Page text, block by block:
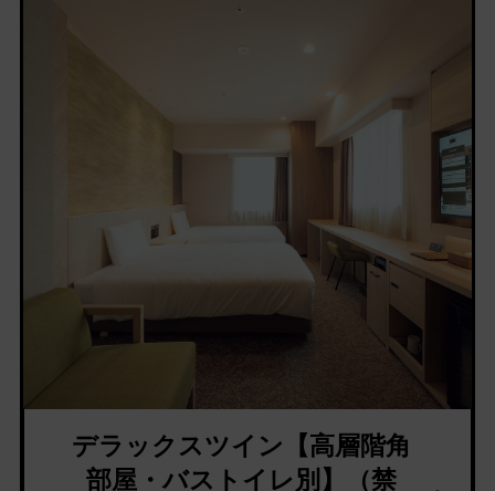
デラックスツイン【高層階角
部屋・バストイレ別】（禁